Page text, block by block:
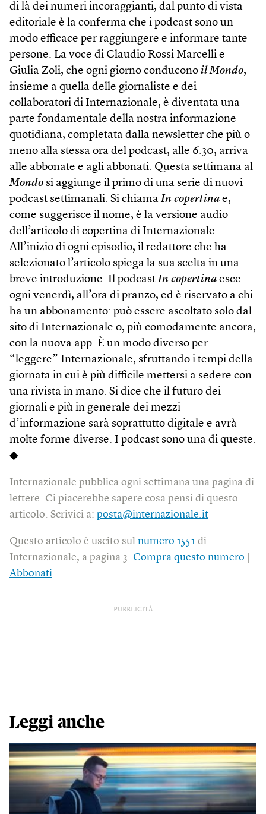
di là dei numeri incoraggianti, dal punto di vista
editoriale è la conferma che i podcast sono un
modo efficace per raggiungere e informare tante
persone. La voce di Claudio Rossi Marcelli e
Giulia Zoli, che ogni giorno conducono il Mondo,
insieme a quella delle giornaliste e dei
collaboratori di Internazionale, è diventata una
parte fondamentale della nostra informazione
quotidiana, completata dalla newsletter che più o
meno alla stessa ora del podcast, alle 6.30, arriva
alle abbonate e agli abbonati. Questa settimana al
Mondo si aggiunge il primo di una serie di nuovi
podcast settimanali. Si chiama In copertina e,
come suggerisce il nome, è la versione audio
dell’articolo di copertina di Internazionale.
All’inizio di ogni episodio, il redattore che ha
selezionato l’articolo spiega la sua scelta in una
breve introduzione. Il podcast In copertina esce
ogni venerdì, all’ora di pranzo, ed è riservato a chi
ha un abbonamento: può essere ascoltato solo dal
sito di Internazionale o, più comodamente ancora,
con la nuova app. È un modo diverso per
“leggere” Internazionale, sfruttando i tempi della
giornata in cui è più difficile mettersi a sedere con
una rivista in mano. Si dice che il futuro dei
giornali e più in generale dei mezzi
d’informazione sarà soprattutto digitale e avrà
molte forme diverse. I podcast sono una di queste.
◆
Internazionale pubblica ogni settimana una pagina di
lettere. Ci piacerebbe sapere cosa pensi di questo
articolo. Scrivici a: posta@internazionale.it
Questo articolo è uscito sul numero 1551 di
Internazionale, a pagina 3. Compra questo numero
Abbonati
PUBBLICITÀ
Leggi anche